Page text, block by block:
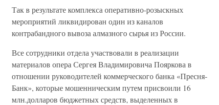
Так в результате комплекса оперативно-розыскных
мероприятий ликвидирован один из каналов
контрабандного вывоза алмазного сырья из России.
Все сотрудники отдела участвовали в реализации
материалов опера Сергея Владимировича Пояркова в
отношении руководителей коммерческого банка «Пресня-
Банк», которые мошенническим путем присвоили 16
млн.долларов бюджетных средств, выделенных в